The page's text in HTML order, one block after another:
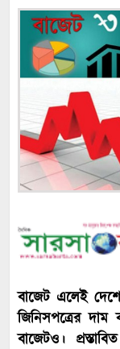
বাজেট এলেই
জিনিসপত্রের
বাজেটও।